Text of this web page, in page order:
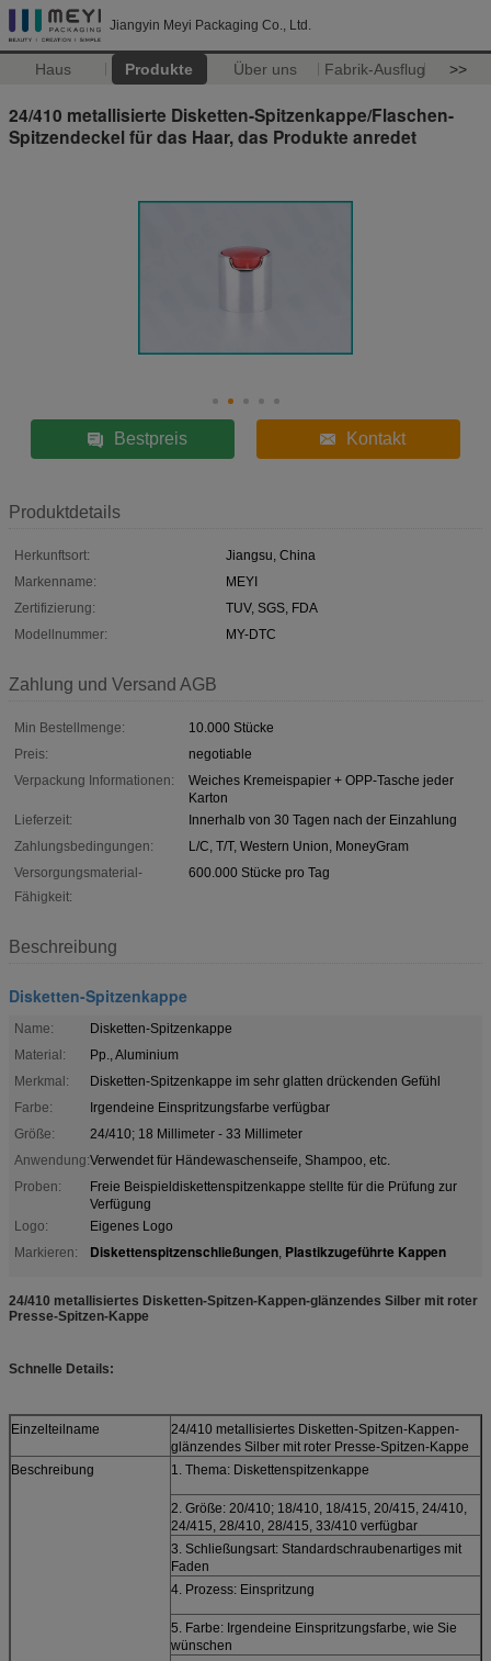
Jiangyin Meyi Packaging Co., Ltd.
Haus Produkte Über uns Fabrik-Ausflug >>
24/410 metallisierte Disketten-Spitzenkappe/Flaschen-
Spitzendeckel für das Haar, das Produkte anredet
Bestpreis Kontakt
Produktdetails
Herkunftsort:
Jiangsu, China
Markenname:
MEYI
Zertifizierung:
TUV, SGS, FDA
Modellnummer:
MY-DTC
Zahlung und Versand AGB
Min Bestellmenge:
10.000 Stücke
Preis:
negotiable
Verpackung Informationen:
Weiches Kremeispapier + OPP-Tasche jeder
Karton
Lieferzeit:
Innerhalb von 30 Tagen nach der Einzahlung
Zahlungsbedingungen:
L/C, T/T, Western Union, MoneyGram
Versorgungsmaterial-
Fähigkeit:
600.000 Stücke pro Tag
Beschreibung
Disketten-Spitzenkappe
Name:
Disketten-Spitzenkappe
Material:
Pp., Aluminium
Merkmal:
Disketten-Spitzenkappe im sehr glatten drückenden Gefühl
Farbe:
Irgendeine Einspritzungsfarbe verfügbar
Größe:
24/410; 18 Millimeter - 33 Millimeter
Anwendung:Verwendet für Händewaschenseife, Shampoo, etc.
Proben:
Freie Beispieldiskettenspitzenkappe stellte für die Prüfung zur
Verfügung
Logo:
Eigenes Logo
Markieren:
Diskettenspitzenschließungen, Plastikzugeführte Kappen
24/410 metallisiertes Disketten-Spitzen-Kappen-glänzendes Silber mit roter
Presse-Spitzen-Kappe
Schnelle Details:
Einzelteilname
24/410 metallisiertes Disketten-Spitzen-Kappen-
glänzendes Silber mit roter Presse-Spitzen-Kappe
Beschreibung
1. Thema: Diskettenspitzenkappe
2. Größe: 20/410; 18/410, 18/415, 20/415, 24/410,
24/415, 28/410, 28/415, 33/410 verfügbar
3. Schließungsart: Standardschraubenartiges mit
Faden
4. Prozess: Einspritzung
5. Farbe: Irgendeine Einspritzungsfarbe, wie Sie
wünschen